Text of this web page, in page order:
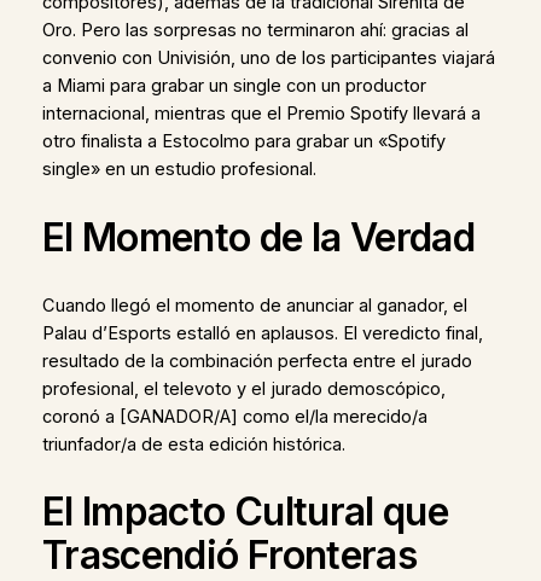
Oro. Pero las sorpresas no terminaron ahí: gracias al
convenio con Univisión, uno de los participantes viajará
a Miami para grabar un single con un productor
internacional, mientras que el Premio Spotify llevará a
otro finalista a Estocolmo para grabar un «Spotify
single» en un estudio profesional.
El Momento de la Verdad
Cuando llegó el momento de anunciar al ganador, el
Palau d’Esports estalló en aplausos. El veredicto final,
resultado de la combinación perfecta entre el jurado
profesional, el televoto y el jurado demoscópico,
coronó a [GANADOR/A] como el/la merecido/a
triunfador/a de esta edición histórica.
El Impacto Cultural que
Trascendió Fronteras